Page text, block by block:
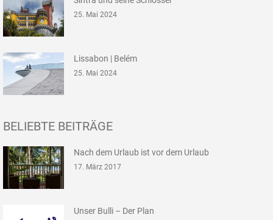
25. Mai 2024
Lissabon | Belém
25. Mai 2024
BELIEBTE BEITRÄGE
Nach dem Urlaub ist vor dem Urlaub
17. März 2017
Unser Bulli – Der Plan